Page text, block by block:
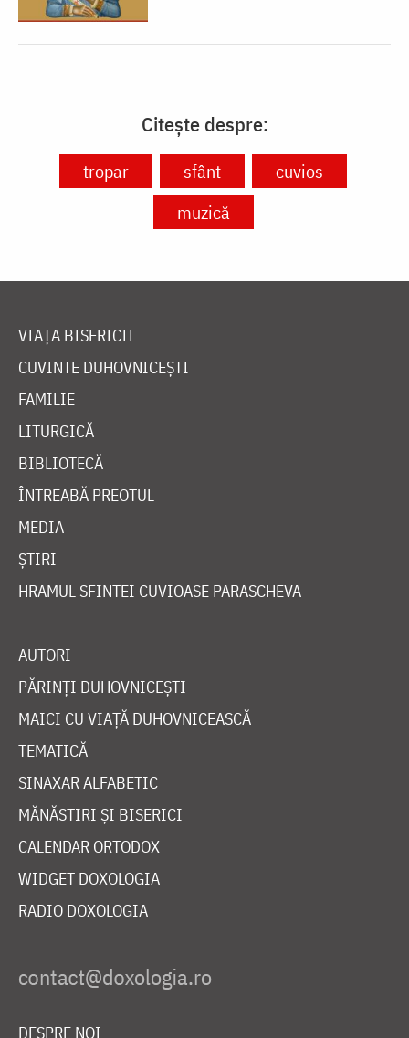
Citește despre:
tropar sfânt
cuvios
muzică
VIAȚA BISERICII
CUVINTE DUHOVNICEȘTI
FAMILIE
LITURGICĂ
BIBLIOTECĂ
ÎNTREABĂ PREOTUL
MEDIA
ȘTIRI
HRAMUL SFINTEI CUVIOASE PARASCHEVA
AUTORI
PĂRINȚI DUHOVNICEȘTI
MAICI CU VIAȚĂ DUHOVNICEASCĂ
TEMATICĂ
SINAXAR ALFABETIC
MĂNĂSTIRI ȘI BISERICI
CALENDAR ORTODOX
WIDGET DOXOLOGIA
RADIO DOXOLOGIA
DESPRE NOI